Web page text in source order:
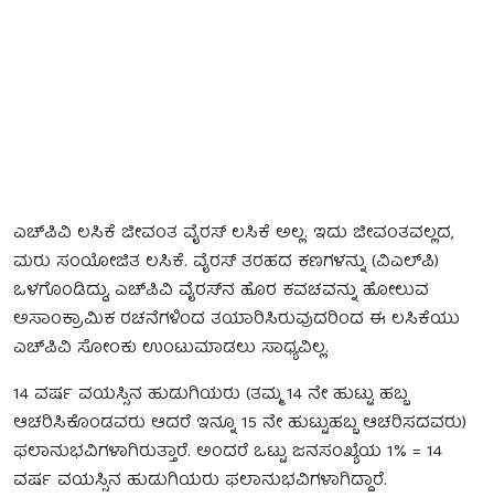
ಎಚ್‍ಪಿವಿ ಲಸಿಕೆ ಜೀವಂತ ವೈರಸ್ ಲಸಿಕೆ ಅಲ್ಲ. ಇದು ಜೀವಂತವಲ್ಲದ,
ಮರು ಸಂಯೋಜಿತ ಲಸಿಕೆ. ವೈರಸ್ ತರಹದ ಕಣಗಳನ್ನು (ವಿಎಲ್‍ಪಿ)
ಒಳಗೊಂಡಿದ್ದು, ಎಚ್‍ಪಿವಿ ವೈರಸ್‍ನ ಹೊರ ಕವಚವನ್ನು ಹೋಲುವ
ಅಸಾಂಕ್ರಾಮಿಕ ರಚನೆಗಳಿಂದ ತಯಾರಿಸಿರುವುದರಿಂದ ಈ ಲಸಿಕೆಯು
ಎಚ್‍ಪಿವಿ ಸೋಂಕು ಉಂಟುಮಾಡಲು ಸಾಧ್ಯವಿಲ್ಲ.
14 ವರ್ಷ ವಯಸ್ಸಿನ ಹುಡುಗಿಯರು (ತಮ್ಮ 14 ನೇ ಹುಟ್ಟು ಹಬ್ಬ
ಆಚರಿಸಿಕೊಂಡವರು ಆದರೆ ಇನ್ನೂ 15 ನೇ ಹುಟ್ಟುಹಬ್ಬ ಆಚರಿಸದವರು)
ಫಲಾನುಭವಿಗಳಾಗಿರುತ್ತಾರೆ. ಅಂದರೆ ಒಟ್ಟು ಜನಸಂಖ್ಯೆಯ 1% = 14
ವರ್ಷ ವಯಸ್ಸಿನ ಹುಡುಗಿಯರು ಫಲಾನುಭವಿಗಳಾಗಿದ್ದಾರೆ.